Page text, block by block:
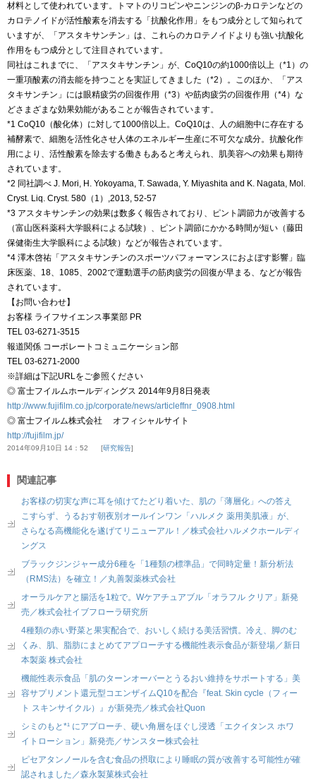
材料として使われています。トマトのリコピンやニンジンのβ‐カロテンなどの
カロテノイドが活性酸素を消去する「抗酸化作用」をもつ成分として知られて
いますが、「アスタキサンチン」は、これらのカロテノイドよりも強い抗酸化
作用をもつ成分として注目されています。
同社はこれまでに、「アスタキサンチン」が、CoQ10の約1000倍以上（*1）の
一重項酸素の消去能を持つことを実証してきました（*2）。このほか、「アス
タキサンチン」には眼精疲労の回復作用（*3）や筋肉疲労の回復作用（*4）な
どさまざまな効果効能があることが報告されています。
*1 CoQ10（酸化体）に対して1000倍以上。CoQ10は、人の細胞中に存在する
補酵素で、細胞を活性化させ人体のエネルギー生産に不可欠な成分。抗酸化作
用により、活性酸素を除去する働きもあると考えられ、肌美容への効果も期待
されています。
*2 同社調べ J. Mori, H. Yokoyama, T. Sawada, Y. Miyashita and K. Nagata, Mol.
Cryst. Liq. Cryst. 580（1）,2013, 52-57
*3 アスタキサンチンの効果は数多く報告されており、ピント調節力が改善する
（富山医科薬科大学眼科による試験）、ピント調節にかかる時間が短い（藤田
保健衛生大学眼科による試験）などが報告されています。
*4 澤木啓祐「アスタキサンチンのスポーツパフォーマンスにおよぼす影響」臨
床医薬、18、1085、2002で運動選手の筋肉疲労の回復が早まる、などが報告
されています。
【お問い合わせ】
お客様 ライフサイエンス事業部 PR
TEL 03-6271-3515
報道関係 コーポレートコミュニケーション部
TEL 03-6271-2000
※詳細は下記URLをご参照ください
◎ 富士フイルムホールディングス 2014年9月8日発表
http://www.fujifilm.co.jp/corporate/news/articleffnr_0908.html
◎ 富士フイルム株式会社 オフィシャルサイト
http://fujifilm.jp/
2014年09月10日 14：52 研究報告
関連記事
お客様の切実な声に耳を傾けてたどり着いた、肌の「薄層化」への答え
こすらず、うるおす朝夜別オールインワン「ハルメク 薬用美肌液」が、
さらなる高機能化を遂げてリニューアル！／株式会社ハルメクホールディ
ングス
ブラックジンジャー成分6種を「1種類の標準品」で同時定量！新分析法
（RMS法）を確立！／丸善製薬株式会社
オーラルケアと腸活を1粒で。Wケアチュアブル「オラフル クリア」新発
売／株式会社イブフローラ研究所
4種類の赤い野菜と果実配合で、おいしく続ける美活習慣。冷え、脚のむ
くみ、肌、脂肪にまとめてアプローチする機能性表示食品が新登場／新日
本製薬 株式会社
機能性表示食品「肌のターンオーバーとうるおい維持をサポートする」美
容サプリメント還元型コエンザイムQ10を配合『feat. Skin cycle（フィー
ト スキンサイクル）』が新発売／株式会社Quon
シミのもと*¹ にアプローチ、硬い角層をほぐし浸透「エクイタンス ホワ
イトローション」新発売／サンスター株式会社
ピセアタンノールを含む食品の摂取により睡眠の質が改善する可能性が確
認されました／森永製菓株式会社